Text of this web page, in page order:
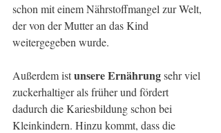
schon mit einem Nährstoffmangel zur Welt,
der von der Mutter an das Kind
weitergegeben wurde.
Außerdem ist unsere Ernährung sehr viel
zuckerhaltiger als früher und fördert
dadurch die Kariesbildung schon bei
Kleinkindern. Hinzu kommt, dass die